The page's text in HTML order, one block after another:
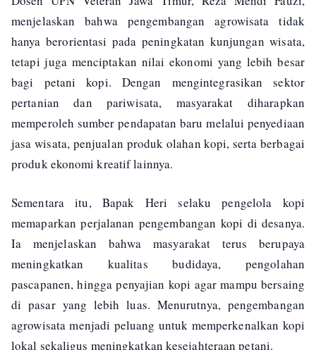
menjelaskan bahwa pengembangan agrowisata tidak
hanya berorientasi pada peningkatan kunjungan wisata,
tetapi juga menciptakan nilai ekonomi yang lebih besar
bagi petani kopi. Dengan mengintegrasikan sektor
pertanian dan pariwisata, masyarakat diharapkan
memperoleh sumber pendapatan baru melalui penyediaan
jasa wisata, penjualan produk olahan kopi, serta berbagai
produk ekonomi kreatif lainnya.
Sementara itu, Bapak Heri selaku pengelola kopi
memaparkan perjalanan pengembangan kopi di desanya.
Ia menjelaskan bahwa masyarakat terus berupaya
meningkatkan kualitas budidaya, pengolahan
pascapanen, hingga penyajian kopi agar mampu bersaing
di pasar yang lebih luas. Menurutnya, pengembangan
agrowisata menjadi peluang untuk memperkenalkan kopi
lokal sekaligus meningkatkan kesejahteraan petani.